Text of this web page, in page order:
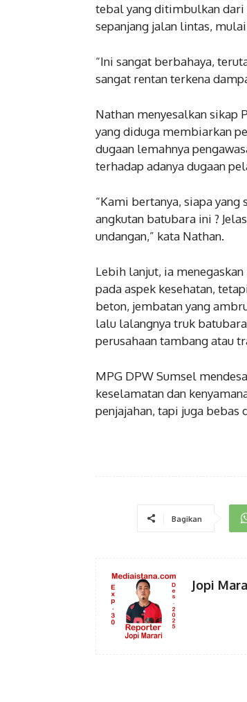
tebal yang ditimbulkan
sepanjang jalan lintas,
“Ini sangat berbahaya,
sangat rentan terkena
Nathan menyesalkan sikap
yang diduga membiarkan
dugaan lemahnya
terhadap adanya dugaan
“Kami bertanya, siapa
angkutan batubara ini ?
undangan,” kata Nathan.
Lebih lanjut, ia
pada aspek kesehatan,
beton, jembatan yang
lalu lalangnya truk
perusahaan tambang atau
MPG DPW Sumsel
keselamatan dan
penjajahan, tapi juga
Bagikan
Jopi